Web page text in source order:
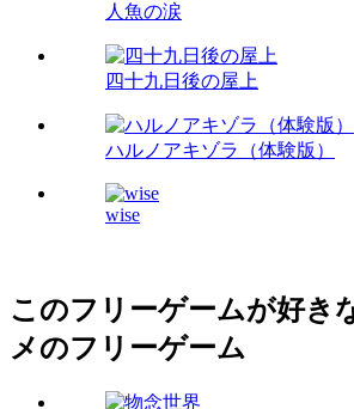
人魚の涙
四十九日後の屋上
ハルノアキゾラ（体験版）
wise
このフリーゲームが好き
メのフリーゲーム